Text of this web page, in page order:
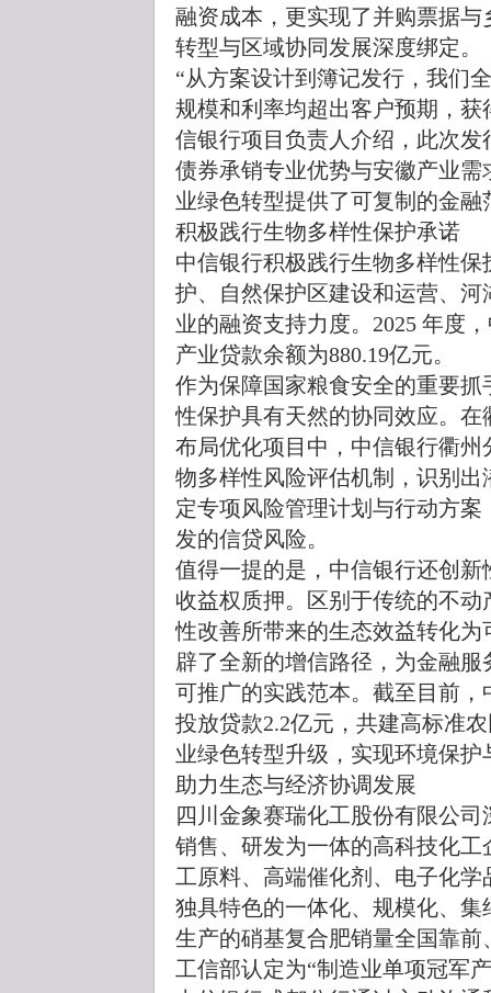
融资成本，更实现了并购票据
转型与区域协同发展深度绑定。
“从方案设计到簿记发行，我们
规模和利率均超出客户预期，
信银行项目负责人介绍，此次
债券承销专业优势与安徽产业
业绿色转型提供了可复制的金融
积极践行生物多样性保护承诺
中信银行积极践行生物多样性
护、自然保护区建设和运营、
业的融资支持力度。2025 年度
产业贷款余额为880.19亿元。
作为保障国家粮食安全的重要
性保护具有天然的协同效应。
布局优化项目中，中信银行衢
物多样性风险评估机制，识别
定专项风险管理计划与行动方
发的信贷风险。
值得一提的是，中信银行还创
收益权质押。区别于传统的不
性改善所带来的生态效益转化
辟了全新的增信路径，为金融
可推广的实践范本。截至目前
投放贷款2.2亿元，共建高标准
业绿色转型升级，实现环境保
助力生态与经济协调发展
四川金象赛瑞化工股份有限公
销售、研发为一体的高科技化
工原料、高端催化剂、电子化
独具特色的一体化、规模化、
生产的硝基复合肥销量全国靠
工信部认定为“制造业单项冠军